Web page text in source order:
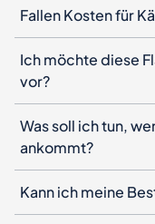
Fallen Kosten für
Ich möchte diese
vor?
Was soll ich tun,
ankommt?
Kann ich meine